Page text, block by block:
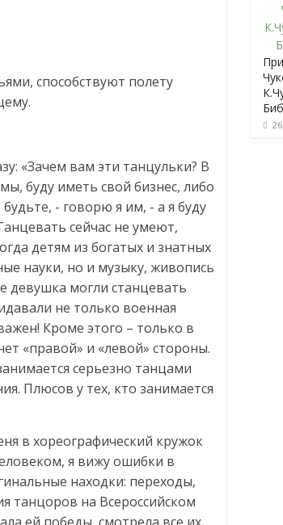
способствуют полету
«Зачем вам эти танцульки? В
буду иметь свой бизнес, либо
- говорю я им, - а я буду
сейчас не умеют,
детям из богатых и знатных
науки, но и музыку, живопись
девушка могли станцевать
не только военная
Кроме этого – только в
«правой» и «левой» стороны.
серьезно танцами
Плюсов у тех, кто занимается
в хореографический кружок
я вижу ошибки в
находки: переходы,
танцоров на Всероссийском